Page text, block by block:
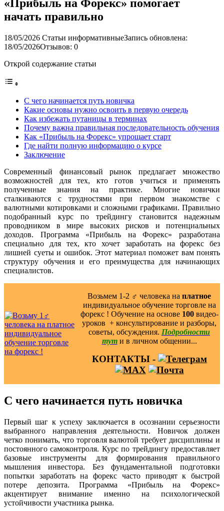
«Прибыль на Форекс» помогает
начать правильно
18/05/2026 Статьи информативныеЗапись обновлена:
18/05/2026Отзывов: 0
Открой содержание статьи
С чего начинается путь новичка
Какие основы нужно освоить в первую очередь
Как избежать путаницы в терминах
Почему важна правильная последовательность обучения
Как «Прибыль на Форекс» упрощает старт
Где найти полную информацию о курсе
Заключение
Современный финансовый рынок предлагает множество
возможностей для тех, кто готов учиться и применять
полученные знания на практике. Многие новички
сталкиваются с трудностями при первом знакомстве с
валютными котировками и сложными графиками. Правильно
подобранный курс по трейдингу становится надежным
проводником в мире высоких рисков и потенциальных
доходов. Программа «Прибыль на Форекс» разработана
специально для тех, кто хочет заработать на форекс без
лишней суеты и ошибок. Этот материал поможет вам понять
структуру обучения и его преимущества для начинающих
специалистов.
Возьмем 1-2 ‍♂️ человека на платное
индивидуальное обучение торговле на
форекс ! Обучение на основе 100видео-
уроков ️ + консультирование и разборы,
советы, обсуждения. Подробности
тут и в личном общении...
КОНТАКТЫ -
С чего начинается путь новичка
Первый шаг к успеху заключается в осознании серьезности
выбранного направления деятельности. Новичок должен
четко понимать, что торговля валютой требует дисциплины и
постоянного самоконтроля. Курс по трейдингу предоставляет
базовые инструменты для формирования правильного
мышления инвестора. Без фундаментальной подготовки
попытки заработать на форекс часто приводят к быстрой
потере депозита. Программа «Прибыль на Форекс»
акцентирует внимание именно на психологической
устойчивости участника рынка.